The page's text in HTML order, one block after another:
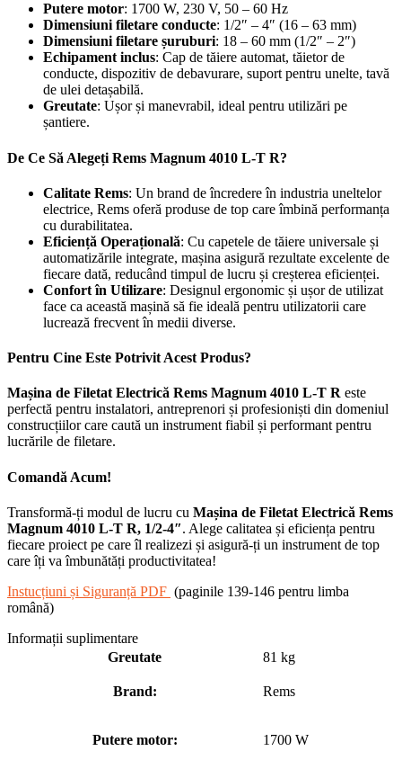
Putere motor: 1700 W, 230 V, 50 – 60 Hz
Dimensiuni filetare conducte: 1/2″ – 4″ (16 – 63 mm)
Dimensiuni filetare șuruburi: 18 – 60 mm (1/2″ – 2″)
Echipament inclus: Cap de tăiere automat, tăietor de
conducte, dispozitiv de debavurare, suport pentru unelte, tavă
de ulei detașabilă.
Greutate: Ușor și manevrabil, ideal pentru utilizări pe
șantiere.
De Ce Să Alegeți Rems Magnum 4010 L-T R?
Calitate Rems: Un brand de încredere în industria uneltelor
electrice, Rems oferă produse de top care îmbină performanța
cu durabilitatea.
Eficiență Operațională: Cu capetele de tăiere universale și
automatizările integrate, mașina asigură rezultate excelente de
fiecare dată, reducând timpul de lucru și creșterea eficienței.
Confort în Utilizare: Designul ergonomic și ușor de utilizat
face ca această mașină să fie ideală pentru utilizatorii care
lucrează frecvent în medii diverse.
Pentru Cine Este Potrivit Acest Produs?
Mașina de Filetat Electrică Rems Magnum 4010 L-T R este
perfectă pentru instalatori, antreprenori și profesioniști din domeniul
construcțiilor care caută un instrument fiabil și performant pentru
lucrările de filetare.
Comandă Acum!
Transformă-ți modul de lucru cu Mașina de Filetat Electrică Rems
Magnum 4010 L-T R, 1/2-4″. Alege calitatea și eficiența pentru
fiecare proiect pe care îl realizezi și asigură-ți un instrument de top
care îți va îmbunătăți productivitatea!
Instucțiuni și Siguranță PDF (paginile 139-146 pentru limba
română)
Informații suplimentare
Greutate
81 kg
Brand: Rems
Putere motor: 1700 W